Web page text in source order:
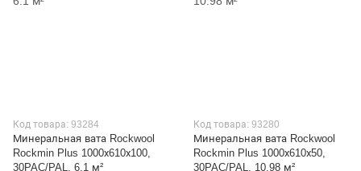
Код товара: 93284
Минеральная вата Rockwool
Rockmin Plus 1000х610х100,
30PAC/PAL, 6.1 м²
Код товара: 93280
Минеральная вата Rockwool
Rockmin Plus 1000х610х50,
30PAC/PAL, 10.98 м²